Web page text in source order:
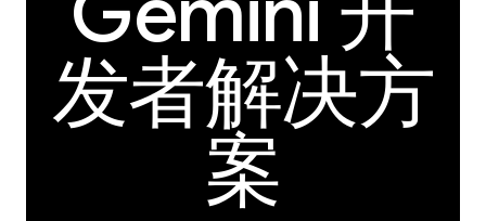
发者解决方
案